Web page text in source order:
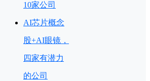
10家公司
AI芯片概念
股+AI眼镜，
四家有潜力
的公司